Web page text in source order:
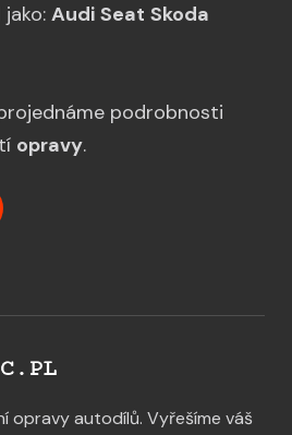
Audi Seat Skoda
podrobnosti
opravy.
opravy autodílů. Vyřešíme váš